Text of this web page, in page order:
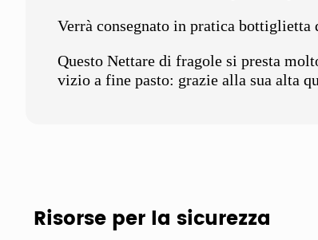
Verrà consegnato in pratica
Questo Nettare di fragole si presta
vizio a fine pasto: grazie alla sua alta
Risorse per la sicurezza